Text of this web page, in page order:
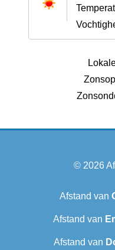
© 2026
Afstand van
Afstand van
Afstand van